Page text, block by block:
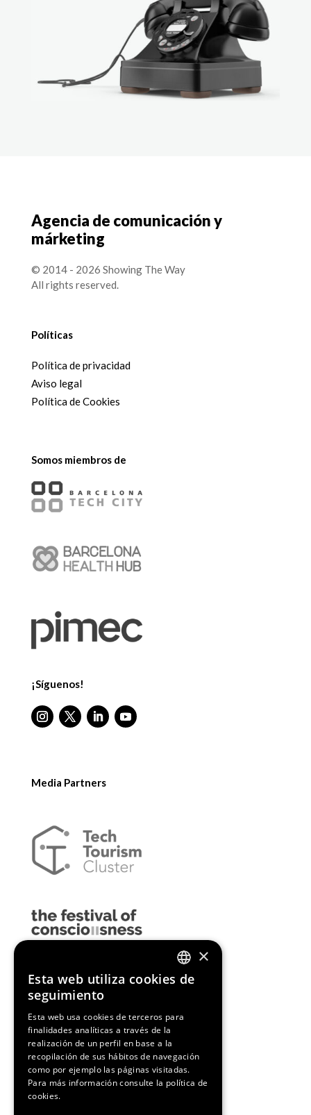
Agencia de comunicación y
márketing
© 2014 - 2026 Showing The Way
All rights reserved.
Políticas
Política de privacidad
Aviso legal
Política de Cookies
Somos miembros de
¡Síguenos!
Media Partners
ENGLISH
×
Esta web utiliza cookies de
seguimiento
Esta web usa cookies de terceros para
finalidades analíticas a través de la
realización de un perfil en base a la
recopilación de sus hábitos de navegación
como por ejemplo las páginas visitadas.
Para más información consulte la política de
cookies.